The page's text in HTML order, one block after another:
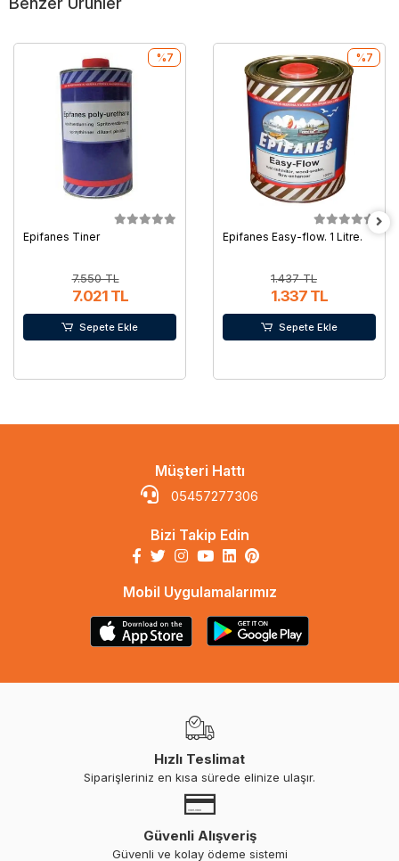
Epifanes Tiner
7.550 TL
7.021 TL
%7
Sepete Ekle
Epifanes Easy-flow. 1 Litre.
1.437 TL
1.337 TL
%7
Sepete Ekle
Müşteri Hattı
05457277306
Bizi Takip Edin
Mobil Uygulamalarımız
Hızlı Teslimat
Siparişleriniz en kısa sürede elinize ulaşır.
Güvenli Alışveriş
Güvenli ve kolay ödeme sistemi